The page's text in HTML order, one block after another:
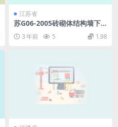
江苏省
苏G06-2005砖砌体结构墙下
3 年前 5 1.98